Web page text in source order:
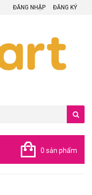
ĐĂNG NHẬP ĐĂNG KÝ
0 sản phẩm